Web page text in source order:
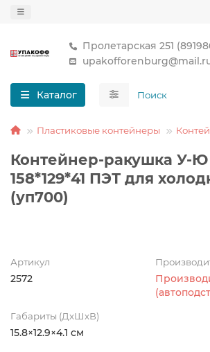
Пролетарская 251
Каталог
Пластиковые контейнеры
Контейнер-ракушка У-Ю
158*129*41 ПЭТ для
(уп700)
Артикул
2572
Габариты (ДхШхВ)
15.8×12.9×4.1 см